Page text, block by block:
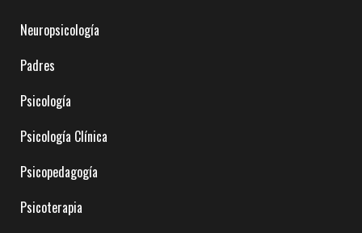
Neuropsicología
Padres
Psicología
Psicología Clínica
Psicopedagogía
Psicoterapia